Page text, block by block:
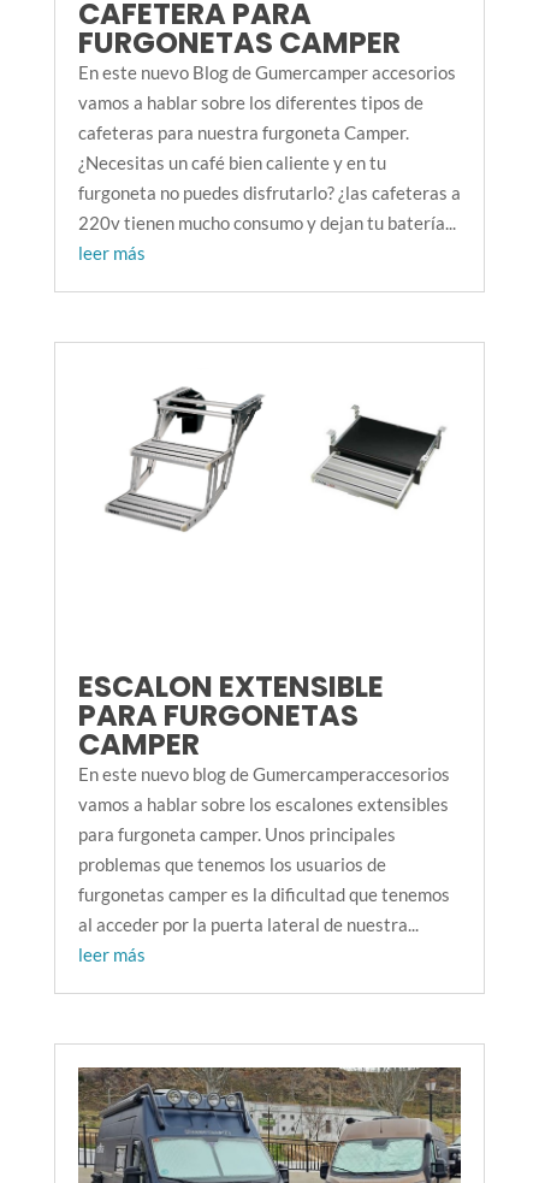
CAFETERA PARA
FURGONETAS CAMPER
En este nuevo Blog de Gumercamper accesorios
vamos a hablar sobre los diferentes tipos de
cafeteras para nuestra furgoneta Camper.
¿Necesitas un café bien caliente y en tu
furgoneta no puedes disfrutarlo? ¿las cafeteras a
220v tienen mucho consumo y dejan tu batería...
leer más
ESCALON EXTENSIBLE
PARA FURGONETAS
CAMPER
En este nuevo blog de Gumercamperaccesorios
vamos a hablar sobre los escalones extensibles
para furgoneta camper. Unos principales
problemas que tenemos los usuarios de
furgonetas camper es la dificultad que tenemos
al acceder por la puerta lateral de nuestra...
leer más